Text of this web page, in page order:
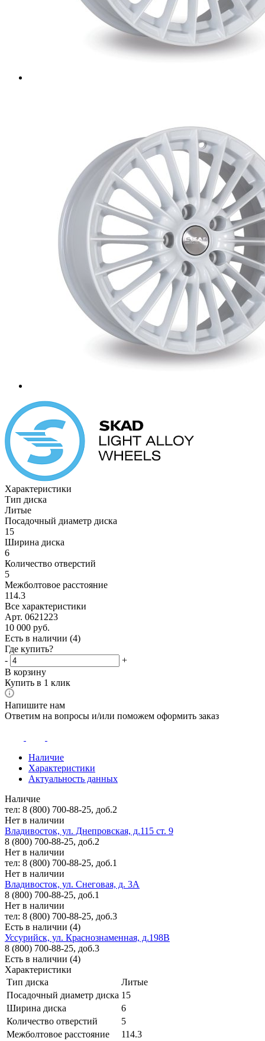
Характеристики
Тип диска
Литые
Посадочный диаметр диска
15
Ширина диска
6
Количество отверстий
5
Межболтовое расстояние
114.3
Все характеристики
Арт. 0621223
10 000 руб.
Есть в наличии (4)
Где купить?
-
+
В корзину
Купить в 1 клик
Напишите нам
Ответим на вопросы и/или поможем оформить заказ
Наличие
Характеристики
Актуальность данных
Наличие
тел: 8 (800) 700-88-25, доб.2
Нет в наличии
Владивосток, ул. Днепровская, д.115 ст. 9
8 (800) 700-88-25, доб.2
Нет в наличии
тел: 8 (800) 700-88-25, доб.1
Нет в наличии
Владивосток, ул. Снеговая, д. 3А
8 (800) 700-88-25, доб.1
Нет в наличии
тел: 8 (800) 700-88-25, доб.3
Есть в наличии (4)
Уссурийск, ул. Краснознаменная, д.198В
8 (800) 700-88-25, доб.3
Есть в наличии (4)
Характеристики
Тип диска
Литые
Посадочный диаметр диска 15
Ширина диска
6
Количество отверстий
5
Межболтовое расстояние
114.3